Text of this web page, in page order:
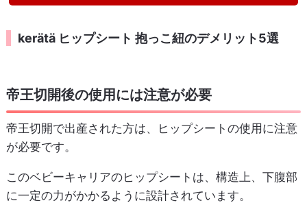
kerätä ヒップシート 抱っこ紐のデメリット5選
帝王切開後の使用には注意が必要
帝王切開で出産された方は、ヒップシートの使用に注意
が必要です。
このベビーキャリアのヒップシートは、構造上、下腹部
に一定の力がかかるように設計されています。